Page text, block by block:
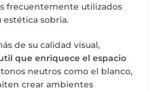
frecuentemente utilizados
estética sobria.
de su calidad visual,
que enriquece el espacio
tonos neutros como el blanco,
crear ambientes